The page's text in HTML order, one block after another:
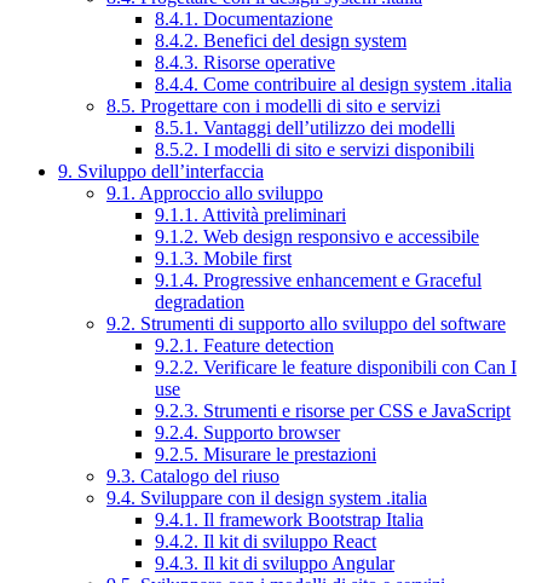
8.4.1. Documentazione
8.4.2. Benefici del design system
8.4.3. Risorse operative
8.4.4. Come contribuire al design system .italia
8.5. Progettare con i modelli di sito e servizi
8.5.1. Vantaggi dell’utilizzo dei modelli
8.5.2. I modelli di sito e servizi disponibili
9. Sviluppo dell’interfaccia
9.1. Approccio allo sviluppo
9.1.1. Attività preliminari
9.1.2. Web design responsivo e accessibile
9.1.3. Mobile first
9.1.4. Progressive enhancement e Graceful
degradation
9.2. Strumenti di supporto allo sviluppo del software
9.2.1. Feature detection
9.2.2. Verificare le feature disponibili con Can I
use
9.2.3. Strumenti e risorse per CSS e JavaScript
9.2.4. Supporto browser
9.2.5. Misurare le prestazioni
9.3. Catalogo del riuso
9.4. Sviluppare con il design system .italia
9.4.1. Il framework Bootstrap Italia
9.4.2. Il kit di sviluppo React
9.4.3. Il kit di sviluppo Angular